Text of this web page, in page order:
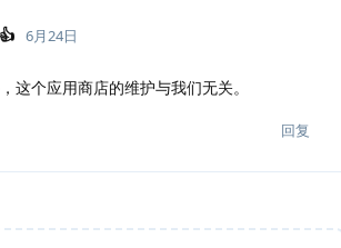
6月24日
这个应用商店的维护与我们无关。
回复